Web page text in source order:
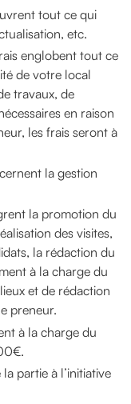
tout ce qui
etc.
englobent tout ce
de votre local
travaux, de
en raison
les frais seront à
la gestion
la promotion du
des visites,
la rédaction du
à la charge du
et de rédaction
preneur.
à la charge du
partie à l’initiative